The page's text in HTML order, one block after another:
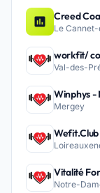
Creed
Le
workfit/
Val-des-
Winphys -
Mergey
Vitalité
Notre-